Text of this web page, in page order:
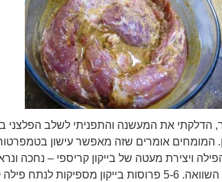
הדלקתי את המעשנה והתפניתי לשלב הפלצני
המומחים אומרים שזה מאפשר עישון
ויצירת מעטה של בייקון קריספי – נחכה
מספיקות לנתח פילה קטן.